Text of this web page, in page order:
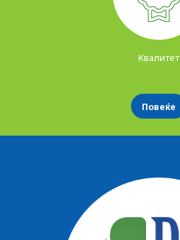
Квалитет
Повеќе